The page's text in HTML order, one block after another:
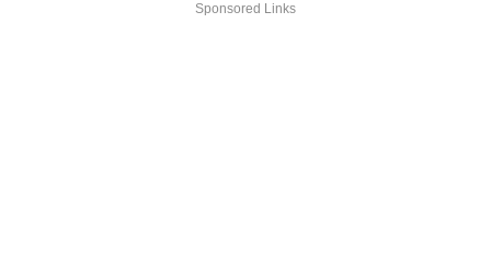
Sponsored Links